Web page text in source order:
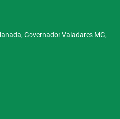
Governador Valadares MG,